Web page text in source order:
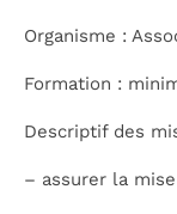
Organisme :
Formation :
Descriptif des
– assurer la